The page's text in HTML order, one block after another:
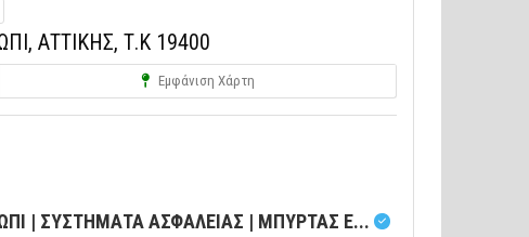
ΑΤΤΙΚΗΣ, Τ.Κ 19400
Εμφάνιση Χάρτη
| ΣΥΣΤΗΜΑΤΑ ΑΣΦΑΛΕΙΑΣ | ΜΠΥΡΤΑΣ Ε...